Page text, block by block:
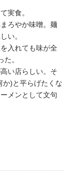
実食。
ろやか味噌。麺
い。
入れても味が全
。
い店らしい。そ
か)と平らげたくな
メンとして文句